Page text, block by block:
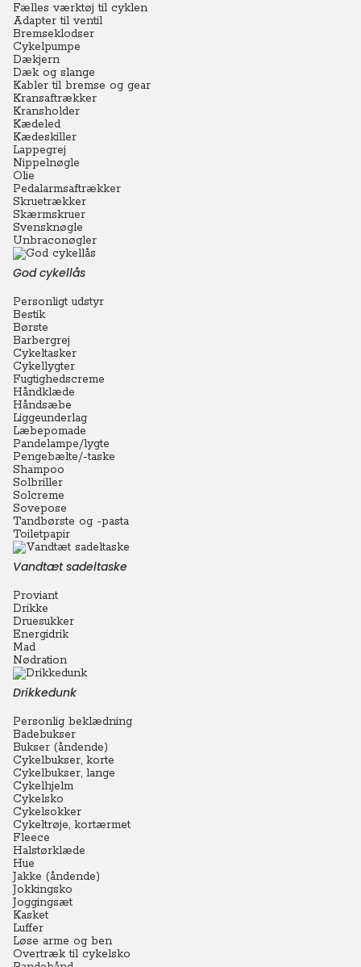
Fælles værktøj til cyklen
Adapter til ventil
Bremseklodser
Cykelpumpe
Dækjern
Dæk og slange
Kabler til bremse og gear
Kransaftrækker
Kransholder
Kædeled
Kædeskiller
Lappegrej
Nippelnøgle
Olie
Pedalarmsaftrækker
Skruetrækker
Skærmskruer
Svensknøgle
Unbraconøgler
God cykellås
Personligt udstyr
Bestik
Børste
Barbergrej
Cykeltasker
Cykellygter
Fugtighedscreme
Håndklæde
Håndsæbe
Liggeunderlag
Læbepomade
Pandelampe/lygte
Pengebælte/-taske
Shampoo
Solbriller
Solcreme
Sovepose
Tandbørste og -pasta
Toiletpapir
Vandtæt sadeltaske
Proviant
Drikke
Druesukker
Energidrik
Mad
Nødration
Drikkedunk
Personlig beklædning
Badebukser
Bukser (åndende)
Cykelbukser, korte
Cykelbukser, lange
Cykelhjelm
Cykelsko
Cykelsokker
Cykeltrøje, kortærmet
Fleece
Halstørklæde
Hue
Jakke (åndende)
Jokkingsko
Joggingsæt
Kasket
Luffer
Løse arme og ben
Overtræk til cykelsko